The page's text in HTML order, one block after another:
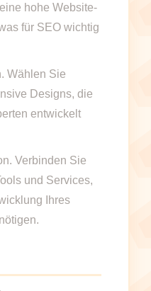
hohe Website-
für SEO wichtig
Wählen Sie
Designs, die
entwickelt
Verbinden Sie
und Services,
Ihres